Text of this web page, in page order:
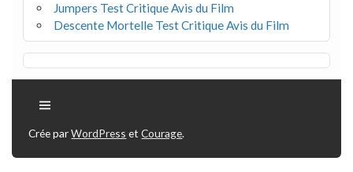
Jumpers Test Critique Avis du Film
Descente Mortelle Test Critique Avis du Film
Crée parWordPress etCourage.